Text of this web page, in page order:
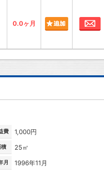
0.0ヶ月
費 1,000円
25㎡
月 1996年11月